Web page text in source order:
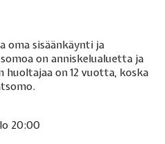
oma sisäänkäynti ja
on anniskelualuetta ja
huoltajaa on 12 vuotta, koska
20:00